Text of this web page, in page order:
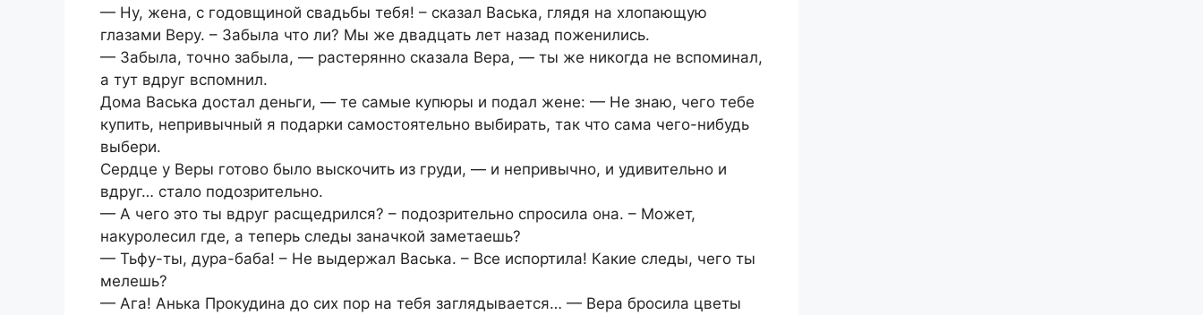
— Ну, жена, с годовщиной свадьбы тебя! – сказал Васька, глядя на хлопающую
глазами Веру. – Забыла что ли? Мы же двадцать лет назад поженились.
— Забыла, точно забыла, — растерянно сказала Вера, — ты же никогда не вспоминал,
а тут вдруг вспомнил.
Дома Васька достал деньги, — те самые купюры и подал жене: — Не знаю, чего тебе
купить, непривычный я подарки самостоятельно выбирать, так что сама чего-нибудь
выбери.
Сердце у Веры готово было выскочить из груди, — и непривычно, и удивительно и
вдруг… стало подозрительно.
— А чего это ты вдруг расщедрился? – подозрительно спросила она. – Может,
накуролесил где, а теперь следы заначкой заметаешь?
— Тьфу-ты, дура-баба! – Не выдержал Васька. – Все испортила! Какие следы, чего ты
мелешь?
— Ага! Анька Прокудина до сих пор на тебя заглядывается… — Вера бросила цветы